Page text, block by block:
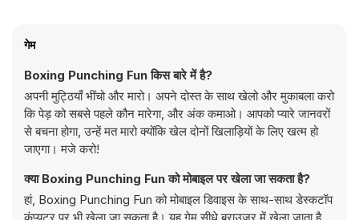
गेम
Boxing Punching Fun किस बारे में है?
अपनी मुट्ठियाँ भींचो और मारो। अपने दोस्त के साथ खेलो और मुकाबला करो
कि पेड़ को सबसे पहले कौन मारेगा, और अंक कमाओ। आपको प्यारे जानवरों
से बचना होगा, उन्हें मत मारो क्योंकि खेल दोनों खिलाड़ियों के लिए खत्म हो
जाएगा। मजे करो!
क्या Boxing Punching Fun को मोबाइल पर खेला जा सकता है?
हां, Boxing Punching Fun को मोबाइल डिवाइस के साथ-साथ डेस्कटॉप